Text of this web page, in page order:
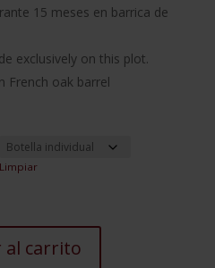
hasta
15 meses en barrica de
exclusively on this plot.
French oak barrel
Limpiar
al carrito